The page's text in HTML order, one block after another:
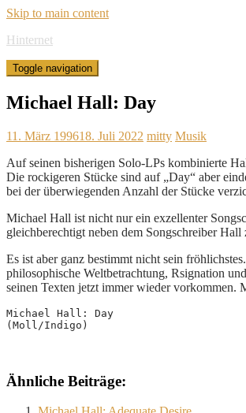
Skip to main content
Hinternet
Toggle navigation
Michael Hall: Day
11. März 199618. Juli 2022 mitty Musik
Auf seinen bisherigen Solo-LPs kombinierte
Die rockigeren Stücke sind auf „Day“ aber
bei der überwiegenden Anzahl der Stücke
Michael Hall ist nicht nur ein exzellenter
gleichberechtigt neben dem Songschreiber
Es ist aber ganz bestimmt nicht sein
philosophische Weltbetrachtung, Rsignation
seinen Texten jetzt immer wieder vorkommen.
Michael Hall: Day
(Moll/Indigo)
Ähnliche Beiträge: